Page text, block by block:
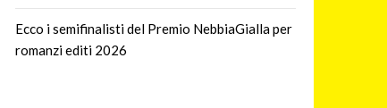
Ecco i semifinalisti del Premio NebbiaGialla per
romanzi editi 2026